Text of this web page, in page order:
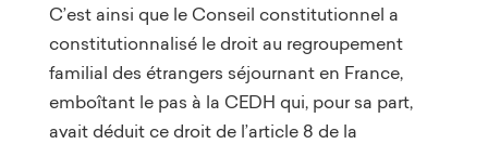
C’est ainsi que le Conseil constitutionnel a
constitutionnalisé le droit au regroupement
familial des étrangers séjournant en France,
emboîtant le pas à la CEDH qui, pour sa part,
avait déduit ce droit de l’article 8 de la